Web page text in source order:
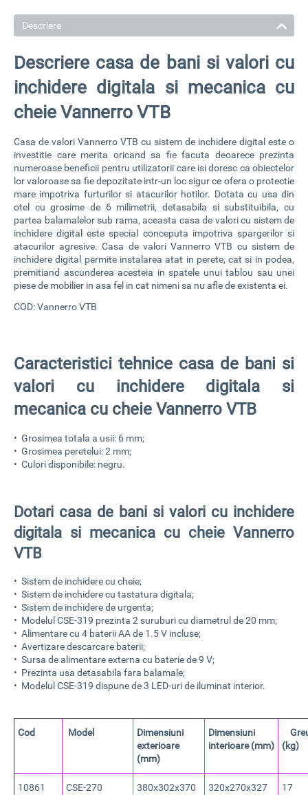
Descriere
Descriere casa de bani si valori cu
inchidere digitala si mecanica cu
cheie Vannerro VTB
Casa de valori Vannerro VTB cu sistem de inchidere digital este o
investitie care merita oricand sa fie facuta deoarece prezinta
numeroase beneficii pentru utilizatorii care isi doresc ca obiectelor
lor valoroase sa fie depozitate intr-un loc sigur ce ofera o protectie
mare impotriva furturilor si atacurilor hotilor. Dotata cu usa din
otel cu grosime de 6 milimetrii, detasabila si substituibila, cu
partea balamalelor sub rama, aceasta casa de valori cu sistem de
inchidere digital
este special conceputa impotriva spargerilor si
atacurilor agresive.Casa de valori Vannerro VTB cu sistem de
inchidere digital
permite instalarea atat in perete, cat si in podea,
premitiand ascunderea acesteia in spatele unui tablou sau unei
piese de mobilier in asa fel in cat nimeni sa nu afle de existenta ei.
COD: Vannerro VTB
Caracteristici tehnice casa de bani si
valori cu inchidere digitala si
mecanica cu cheie Vannerro VTB
• Grosimea totala a usii: 6 mm;
• Grosimea peretelui: 2 mm;
• Culori disponibile: negru.
Dotari casa de bani si valori cu inchidere
digitala si mecanica cu cheie Vannerro
VTB
• Sistem de inchidere cu cheie;
• Sistem de inchidere cu tastatura digitala;
• Sistem de inchidere de urgenta;
• Modelul CSE-319 prezinta 2 suruburi cu diametrul de 20 mm;
• Alimentare cu 4 baterii AA de 1.5 V incluse;
• Avertizare descarcare baterii;
• Sursa de alimentare externa cu baterie de 9 V;
• Prezinta usa detasabila fara balamale;
• Modelul CSE-319 dispune de 3 LED-uri de iluminat interior.
Cod Model
Dimensiuni
exterioare
(mm)
Dimensiuni
interioare (mm)
(kg)
10861 CSE-270 380x302x370 320x270x327 17